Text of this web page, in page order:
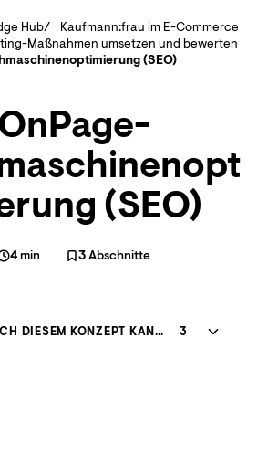
Hub
Kaufmann:frau im E-Commerce
Maßnahmen umsetzen und bewerten
(SEO)
(SEO)
4min 3Abschnitte
WAS DU NACH DIESEM KONZEPT KANNST 3